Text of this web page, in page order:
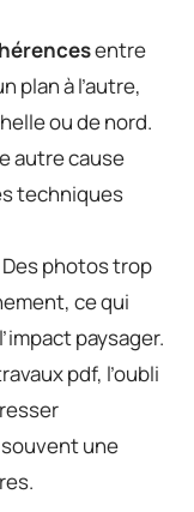
entre
plan à l’autre,
ou de nord.
autre cause
techniques
photos trop
ce qui
paysager.
pdf, l’oubli
une